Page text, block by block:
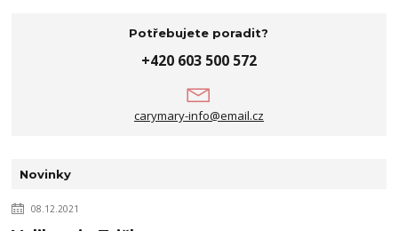
Potřebujete poradit?
+420 603 500 572
carymary-info@email.cz
Novinky
08.12.2021